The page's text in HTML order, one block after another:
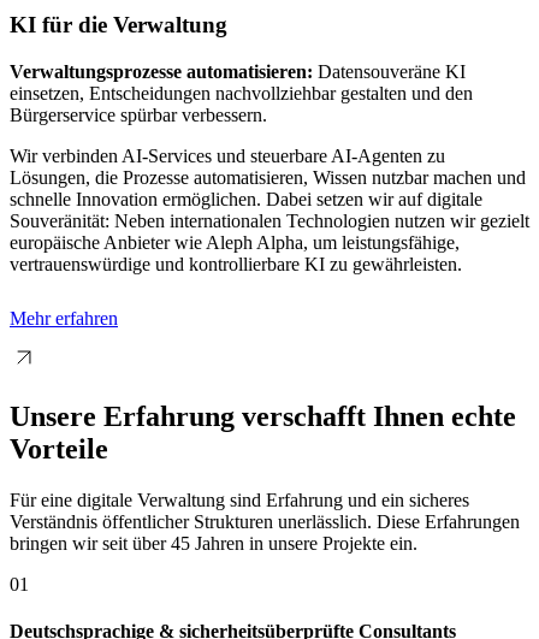
KI für die Verwaltung
Verwaltungsprozesse automatisieren: Datensouveräne KI
einsetzen, Entscheidungen nachvollziehbar gestalten und den
Bürgerservice spürbar verbessern.
Wir verbinden AI-Services und steuerbare AI-Agenten zu
Lösungen, die Prozesse automatisieren, Wissen nutzbar machen und
schnelle Innovation ermöglichen. Dabei setzen wir auf digitale
Souveränität: Neben internationalen Technologien nutzen wir gezielt
europäische Anbieter wie Aleph Alpha, um leistungsfähige,
vertrauenswürdige und kontrollierbare KI zu gewährleisten.
Mehr erfahren
Unsere Erfahrung verschafft Ihnen echte
Vorteile
Für eine digitale Verwaltung sind Erfahrung und ein sicheres
Verständnis öffentlicher Strukturen unerlässlich. Diese Erfahrungen
bringen wir seit über 45 Jahren in unsere Projekte ein.
01
Deutschsprachige & sicherheitsüberprüfte Consultants